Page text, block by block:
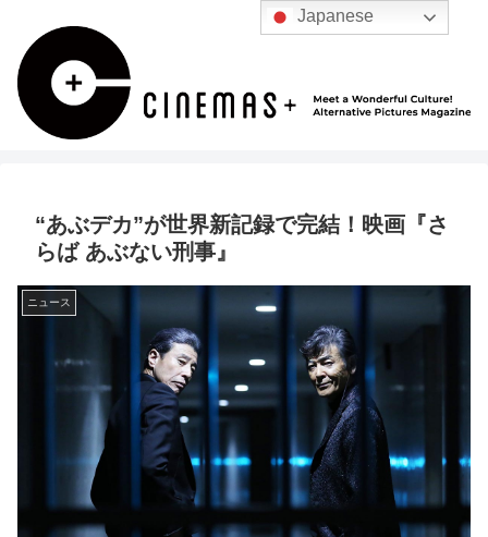
“あぶデカ”が世界新記録で完結！映画『さ
らば あぶない刑事』
ニュース
Japanese